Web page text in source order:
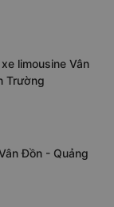
limousine Vân
Trường
Đồn - Quảng